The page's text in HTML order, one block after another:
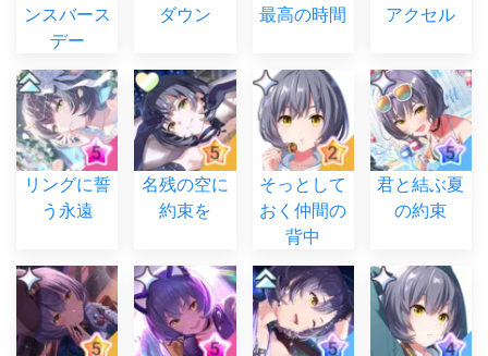
ンスバース
デー
ダウン
最高の時間
アクセル
リングに誓
う永遠
名残の空に
約束を
そっとして
おく仲間の
背中
君と結ぶ夏
の約束